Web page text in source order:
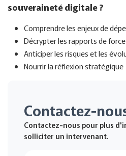
souveraineté digitale ?
Comprendre les enjeux de
Décrypter les rapports de
Anticiper les risques et les
Nourrir la réflexion stratégique
Contactez-
Contactez-nous pour plus
solliciter un intervenant.